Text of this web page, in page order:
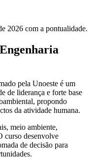
2026 com a pontualidade.
pela Unoeste é um
de liderança e forte base
propondo
da atividade humana.
meio ambiente,
curso desenvolve
de decisão para